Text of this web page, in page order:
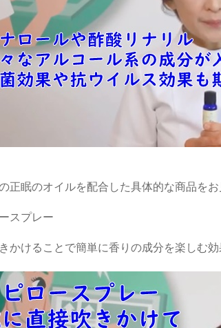
正眠のオイルを配合した具体的な商品をお
スプレー
かけることで簡単に香りの成分を楽しむ効